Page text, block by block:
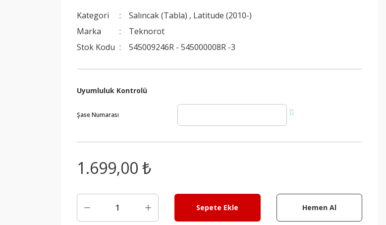
Kategori Salıncak (Tabla) , Latitude (2010-)
Marka
Teknorot
Stok Kodu
545009246R - 545000008R -3
Uyumluluk Kontrolü
Şase Numarası
1.699,00 ₺
Sepete Ekle Hemen Al